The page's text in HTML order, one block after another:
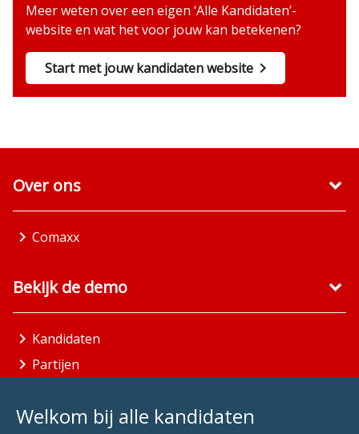
Meer weten over een eigen ‘Alle Kandidaten’-
website en wat het voor jouw kan betekenen?
Start met jouw kandidaten website
Welkom bij alle kandidaten
Over ons
Comaxx
Bekijk de demo
Kandidaten
Partijen
Aandachtsgebieden